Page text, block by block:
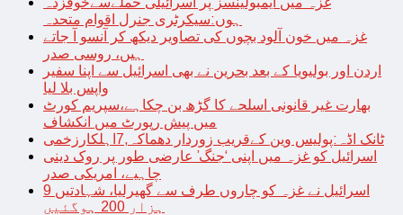
ہوں:سیکرٹری جنرل اقوام متحدہ
غزہ میں خون آلود بچوں کی تصاویر دیکھ کر آنسو آ جاتے
ہیں، روسی صدر
اردن اور بولیویا کے بعد بحرین نے بھی اسرائیل سے اپنا سفیر
واپس بلا لیا
بھارت غیر قانونی اسلحے کا گڑھ بن چکاہے،سپریم کورٹ
میں پیش رپورٹ میں انکشاف
ٹانک اڈہ:پولیس وین کےقریب زوردار دھماکہ,7اہلکارزخمی
اسرائیل کو غزہ میں اپنی ‘جنگ’ عارضی طور پر روک دینی
چاہیے، امریکی صدر
اسرائیل نے غزہ کو چاروں طرف سے گھیرلیا، شہادتیں 9
ہزار 200 ہوگئیں